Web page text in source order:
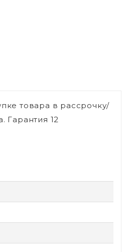
товара в рассрочку/
Гарантия 12